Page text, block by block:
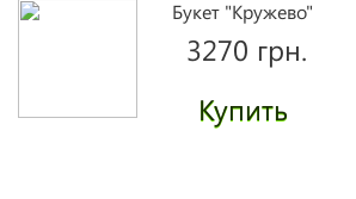
Букет "Кружево"
3270 грн.
Купить